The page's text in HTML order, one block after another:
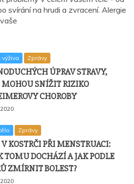
svírání na hrudi a zvracení. Alergie
Zprávy
ÚPRAV STRAVY,
MOHOU SNÍŽIT RIZIKO
CHOROBY
Zprávy
V KOSTRČI PŘI MENSTRUACI:
TOMU DOCHÁZÍ A JAK PODLE
ZMÍRNIT BOLEST?